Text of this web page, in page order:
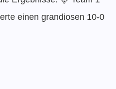
einen grandiosen 10-0